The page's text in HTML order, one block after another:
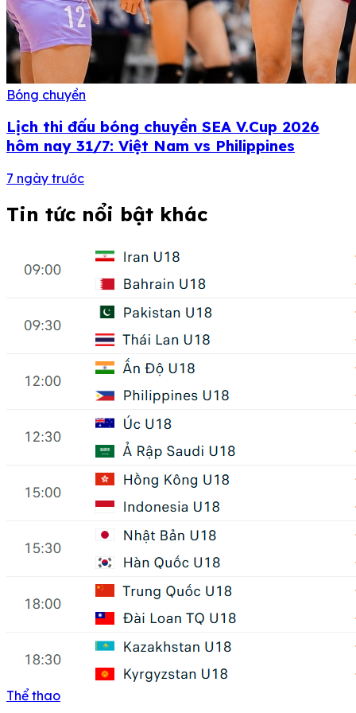
Bóng chuyền
Lịch thi đấu bóng chuyền SEA V.Cup 2026
hôm nay 31/7: Việt Nam vs Philippines
7 ngày trước
Tin tức nổi bật khác
Thể thao